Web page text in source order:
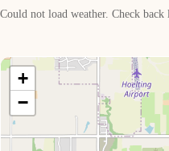
Could not load weather. Check back
+
−